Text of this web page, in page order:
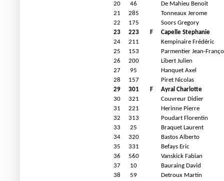
20
46
De Mahieu Benoit
21
285
Tonneaux Jerome
22
175
Soors Gregory
23
223 F
Capelle Stephanie
24
211
Kempinaire Frédéric
25
153
Parmentier Jean-
26
200
Libert Julien
27
95
Hanquet Axel
28
157
Piret Nicolas
29
301 F
Ayral Charlotte
30
321
Couvreur Didier
31
221
Herinne Pierre
32
313
Poudart Florentin
33
25
Braquet Laurent
34
320
Bastos Alberto
35
331
Befays Eric
36
560
Vanskick Fabian
37
10
Bauraing David
38
59
Detroux Martin